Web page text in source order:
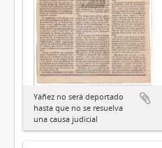
Yáñez no será deportado
hasta que no se resuelva
una causa judicial